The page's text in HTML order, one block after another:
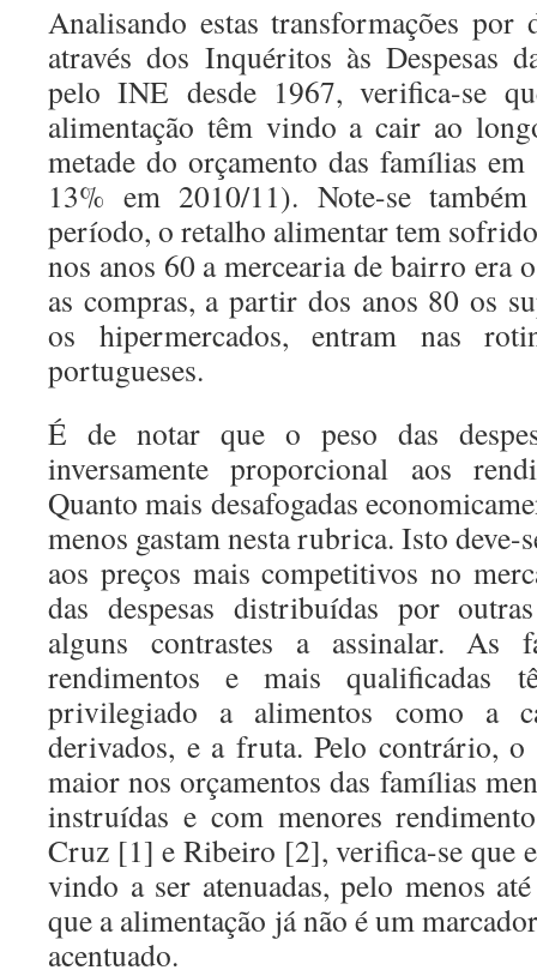
Analisando estas transformações por
através dos Inquéritos às Despesas
pelo INE desde 1967, verifica-se
alimentação têm vindo a cair ao
metade do orçamento das famílias
13% em 2010/11). Note-se
período, o retalho alimentar tem
nos anos 60 a mercearia de bairro era
as compras, a partir dos anos 80 os
os hipermercados, entram nas
portugueses.
É de notar que o peso das
inversamente proporcional aos
Quanto mais desafogadas
menos gastam nesta rubrica. Isto deve-
aos preços mais competitivos no
das despesas distribuídas por
alguns contrastes a assinalar. As
rendimentos e mais qualificadas
privilegiado a alimentos como a
derivados, e a fruta. Pelo contrário, o
maior nos orçamentos das famílias
instruídas e com menores
Cruz [1] e Ribeiro [2], verifica-se que
vindo a ser atenuadas, pelo menos
que a alimentação já não é um
acentuado.